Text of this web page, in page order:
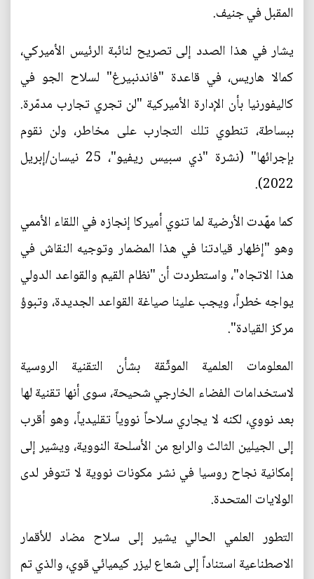
المقبل في جنيف.
يشار في هذا الصدد إلى تصريح لنائبة الرئيس الأميركي،
كمالا هاريس، في قاعدة "فاندنبيرغ" لسلاح الجو في
كاليفورنيا بأن الإدارة الأميركية "لن تجري تجارب مدمّرة.
ببساطة، تنطوي تلك التجارب على مخاطر، ولن نقوم
بإجرائها" (نشرة "ذي سبيس ريفيو"، 25 نيسان/إبريل
2022).
كما مهّدت الأرضية لما تنوي أميركا إنجازه في اللقاء الأممي
وهو "إظهار قيادتنا في هذا المضمار وتوجيه النقاش في
هذا الاتجاه"، واستطردت أن "نظام القيم والقواعد الدولي
يواجه خطراً، ويجب علينا صياغة القواعد الجديدة، وتبوؤ
مركز القيادة".
المعلومات العلمية الموثّقة بشأن التقنية الروسية
لاستخدامات الفضاء الخارجي شحيحة، سوى أنها تقنية لها
بعد نووي، لكنه لا يجاري سلاحاً نووياً تقليدياً، وهو أقرب
إلى الجيلين الثالث والرابع من الأسلحة النووية، ويشير إلى
إمكانية نجاح روسيا في نشر مكونات نووية لا تتوفر لدى
الولايات المتحدة.
التطور العلمي الحالي يشير إلى سلاح مضاد للأقمار
الاصطناعية استناداً إلى شعاع ليزر كيميائي قوي، والذي تم